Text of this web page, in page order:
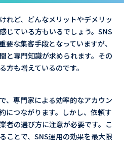
れど、どんなメリットやデメリッ
じている方もいるでしょう。SNS
要な集客手段となっていますが、
と専門知識が求められます。その
方も増えているのです。
、専門家による効率的なアカウン
につながります。しかし、依頼す
者の選び方に注意が必要です。こ
ことで、SNS運用の効果を最大限